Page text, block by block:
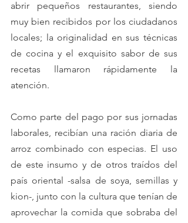
abrir pequeños restaurantes, siendo
muy bien recibidos por los ciudadanos
locales; la originalidad en sus técnicas
de cocina y el exquisito sabor de sus
recetas llamaron rápidamente la
atención.
Como parte del pago por sus jornadas
laborales, recibían una ración diaria de
arroz combinado con especias. El uso
de este insumo y de otros traídos del
país oriental -salsa de soya, semillas y
kion-, junto con la cultura que tenían de
aprovechar la comida que sobraba del